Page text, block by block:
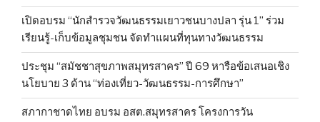
เปิดอบรม “นักสำรวจวัฒนธรรมเยาวชนบางปลา รุ่น 1” ร่วม
เรียนรู้-เก็บข้อมูลชุมชน จัดทำแผนที่ทุนทางวัฒนธรรม
ประชุม “สมัชชาสุขภาพสมุทรสาคร” ปี 69 หารือข้อเสนอเชิง
นโยบาย 3 ด้าน “ท่องเที่ยว-วัฒนธรรม-การศึกษา”
สภากาชาดไทย อบรม อสต.สมุทรสาคร โครงการวัน